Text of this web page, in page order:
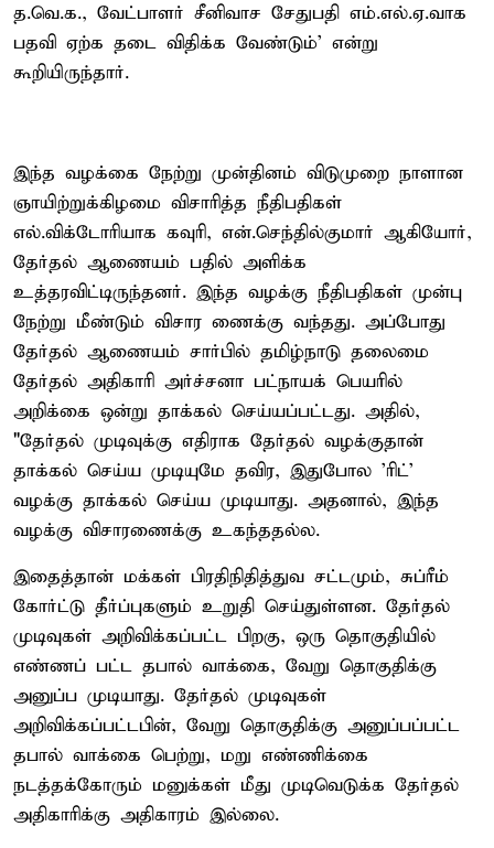
த.வெ.க., வேட்பாளர் சீனிவாச சேதுபதி எம்.எல்.ஏ.வாக
பதவி ஏற்க தடை விதிக்க வேண்டும்' என்று
கூறியிருந்தார்.
இந்த வழக்கை நேற்று முன்தினம் விடுமுறை நாளான
ஞாயிற்றுக்கிழமை விசாரித்த நீதிபதிகள்
எல்.விக்டோரியாக கவுரி, என்.செந்தில்குமார் ஆகியோர்,
தேர்தல் ஆணையம் பதில் அளிக்க
உத்தரவிட்டிருந்தனர். இந்த வழக்கு நீதிபதிகள் முன்பு
நேற்று மீண்டும் விசார ணைக்கு வந்தது. அப்போது
தேர்தல் ஆணையம் சார்பில் தமிழ்நாடு தலைமை
தேர்தல் அதிகாரி அர்ச்சனா பட்நாயக் பெயரில்
அறிக்கை ஒன்று தாக்கல் செய்யப்பட்டது. அதில்,
"தேர்தல் முடிவுக்கு எதிராக தேர்தல் வழக்குதான்
தாக்கல் செய்ய முடியுமே தவிர, இதுபோல 'ரிட்'
வழக்கு தாக்கல் செய்ய முடியாது. அதனால், இந்த
வழக்கு விசாரணைக்கு உகந்ததல்ல.
இதைத்தான் மக்கள் பிரதிநிதித்துவ சட்டமும், சுப்ரீம்
கோர்ட்டு தீர்ப்புகளும் உறுதி செய்துள்ளன. தேர்தல்
முடிவுகள் அறிவிக்கப்பட்ட பிறகு, ஒரு தொகுதியில்
எண்ணப் பட்ட தபால் வாக்கை, வேறு தொகுதிக்கு
அனுப்ப முடியாது. தேர்தல் முடிவுகள்
அறிவிக்கப்பட்டபின், வேறு தொகுதிக்கு அனுப்பப்பட்ட
தபால் வாக்கை பெற்று, மறு எண்ணிக்கை
நடத்தக்கோரும் மனுக்கள் மீது முடிவெடுக்க தேர்தல்
அதிகாரிக்கு அதிகாரம் இல்லை.